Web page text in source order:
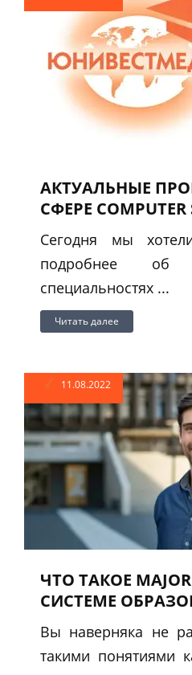
АКТУАЛЬНЫЕ
СФЕРЕ COMPUTER
Сегодня мы
подробнее об
специальностях ...
Читать далее
11.08.2022
ЧТО ТАКОЕ
СИСТЕМЕ
Вы наверняка не
такими понятиями